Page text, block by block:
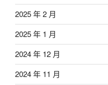
2025 年 2 月
2025 年 1 月
2024 年 12 月
2024 年 11 月